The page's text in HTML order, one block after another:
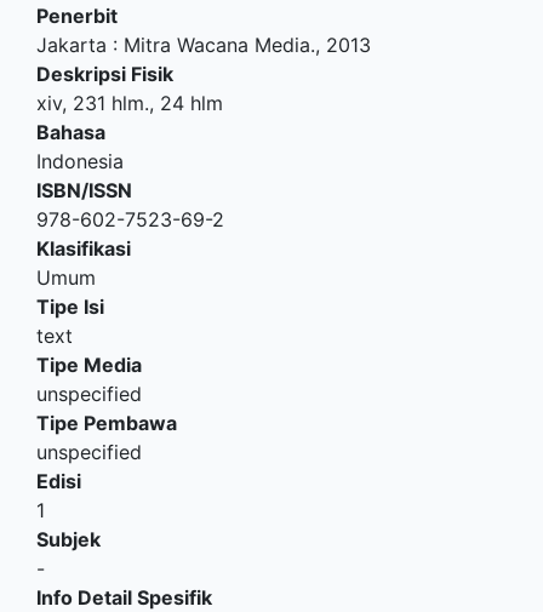
Penerbit
Jakarta : Mitra Wacana Media., 2013
Deskripsi Fisik
xiv, 231 hlm., 24 hlm
Bahasa
Indonesia
ISBN/ISSN
978-602-7523-69-2
Klasifikasi
Umum
Tipe Isi
text
Tipe Media
unspecified
Tipe Pembawa
unspecified
Edisi
1
Subjek
-
Info Detail Spesifik